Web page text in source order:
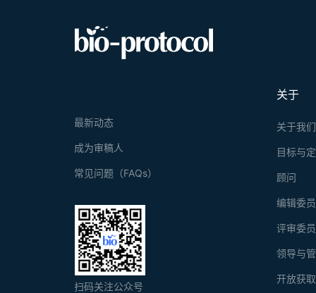
关于
关于我们
目标与
顾问
编辑委
评审委
领导与
开放获
最新动态
成为审稿人
常见问题（FAQs）
扫码关注公众号